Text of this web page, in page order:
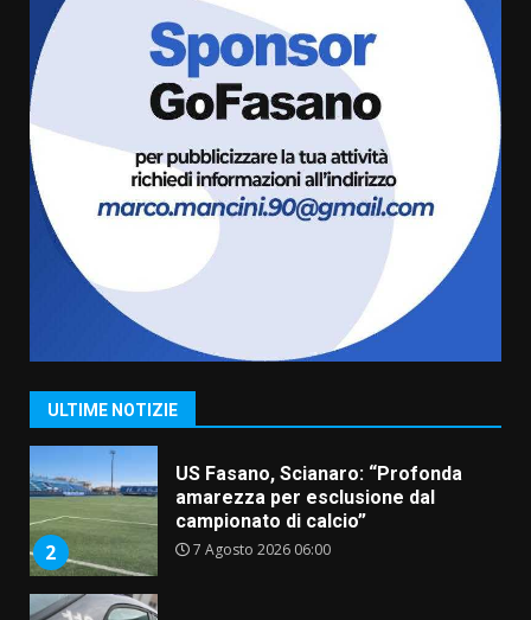
ULTIME NOTIZIE
Cura dei beni comuni e
cittadinanza attiva: online
l’avviso per la gestione
condivisa della Villetta di
Laureto
La magia del Minareto e la prima
assoluta de “L’Albergo
Belvedere. Il rapimento”
6 Agosto 2026 06:15
1
“I Contestatori: Musica di
Rivoluzione”: nuovo
appuntamento con “Fasano in
2
US Fasano, Scianaro: “Profonda
amarezza per esclusione dal
campionato di calcio”
7 Agosto 2026 06:00